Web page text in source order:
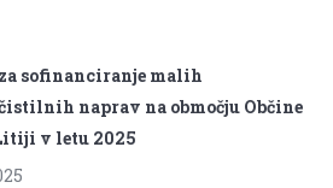
sofinanciranje malih
naprav na območju Občine
v letu 2025